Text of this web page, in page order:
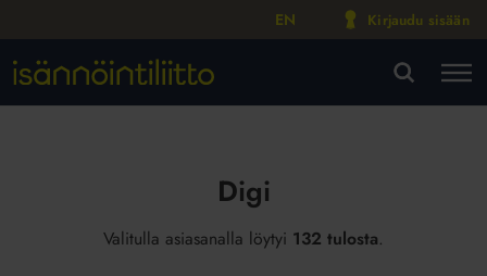
EN Kirjaudu sisään
Digi
Valitulla asiasanalla löytyi 132 tulosta.